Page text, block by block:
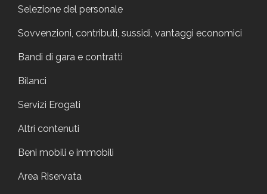
Selezione del personale
Sovvenzioni, contributi, sussidi, vantaggi economici
Bandi di gara e contratti
Bilanci
Servizi Erogati
Altri contenuti
Beni mobili e immobili
Area Riservata